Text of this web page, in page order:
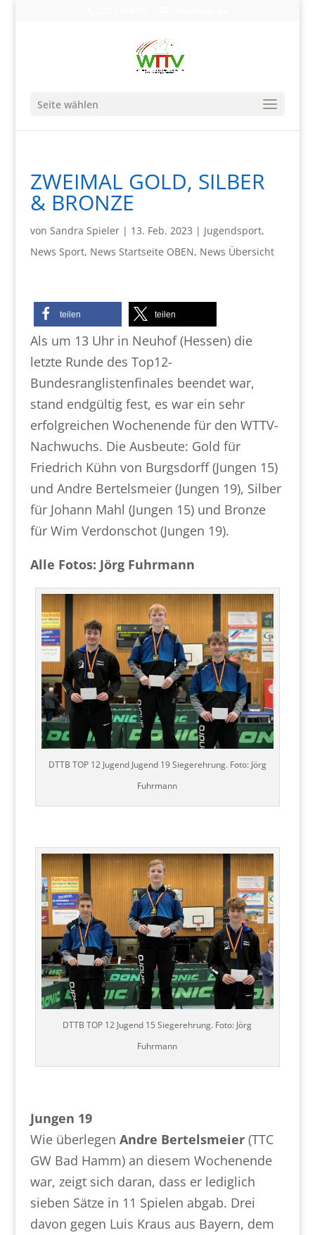
Seite wählen
ZWEIMAL GOLD, SILBER
& BRONZE
von Sandra Spieler| 13. Feb. 2023 | Jugendsport,
News Sport, News Startseite OBEN, News Übersicht
teilen teilen
Als um 13 Uhr in Neuhof (Hessen) die
letzte Runde des Top12-
Bundesranglistenfinales beendet war,
stand endgültig fest, es war ein sehr
erfolgreichen Wochenende für den WTTV-
Nachwuchs. Die Ausbeute: Gold für
Friedrich Kühn von Burgsdorff (Jungen 15)
und Andre Bertelsmeier (Jungen 19), Silber
für Johann Mahl (Jungen 15) und Bronze
für Wim Verdonschot (Jungen 19).
Alle Fotos: Jörg Fuhrmann
DTTB TOP 12 Jugend Jugend 19 Siegerehrung. Foto: Jörg
Fuhrmann
DTTB TOP 12 Jugend 15 Siegerehrung. Foto: Jörg
Fuhrmann
Jungen 19
Wie überlegen Andre Bertelsmeier(TTC
GW Bad Hamm) an diesem Wochenende
war, zeigt sich daran, dass er lediglich
sieben Sätze in 11 Spielen abgab. Drei
davon gegen Luis Kraus aus Bayern, dem